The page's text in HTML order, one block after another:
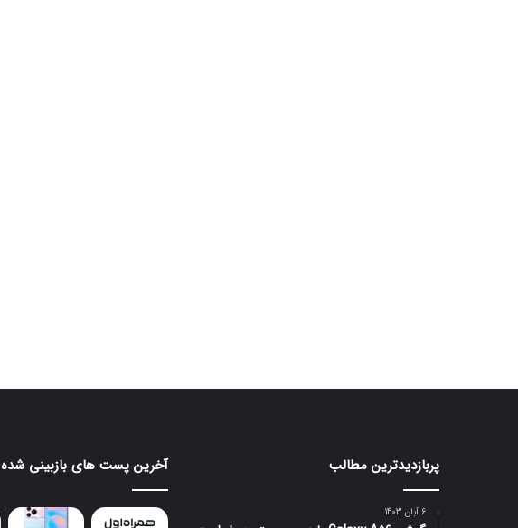
پربازدیدترین مطالب
6 آبان 1403
آخرین پست های بازبینی شده
هواوی
SE
ایرباد
CMF
Clip
Pro